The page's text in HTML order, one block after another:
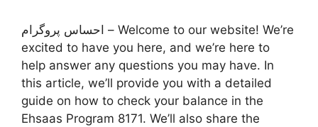
احساس پروگرام – Welcome to our website! We’re
excited to have you here, and we’re here to
help answer any questions you may have. In
this article, we’ll provide you with a detailed
guide on how to check your balance in the
Ehsaas Program 8171. We’ll also share the